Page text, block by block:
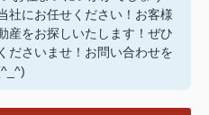
社にお任せください！お客様
産をお探しいたします！ぜひ
ださいませ！お問い合わせを